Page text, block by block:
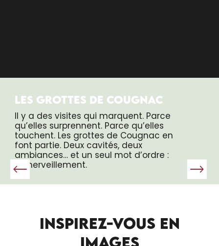
LES GROTTES DE COUGNAC
Il y a des visites qui marquent. Parce
qu’elles surprennent. Parce qu’elles
touchent. Les grottes de Cougnac en
font partie. Deux cavités, deux
ambiances… et un seul mot d’ordre :
l’émerveillement.
INSPIREZ-VOUS EN
IMAGES